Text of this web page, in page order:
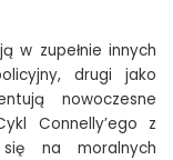
w zupełnie innych
drugi jako
nowoczesne
Connelly’ego z
się na moralnych